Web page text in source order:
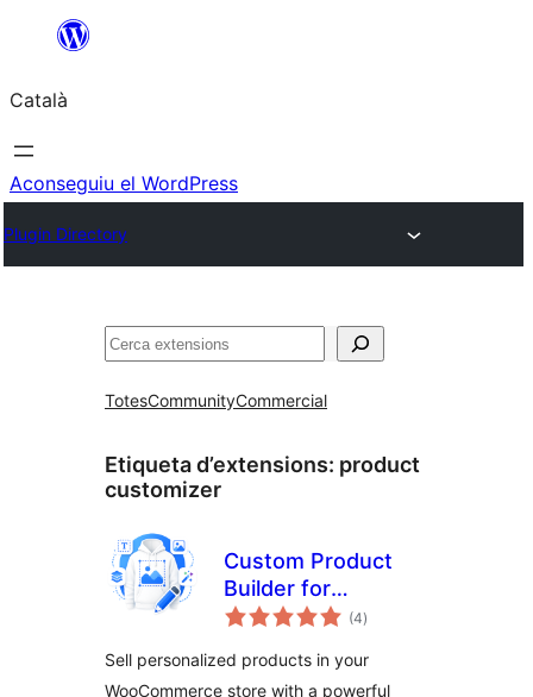
contingut
Català
Aconseguiu el WordPress
Plugin Directory
Cerca
TotesCommunityCommercial
Etiqueta d’extensions: product
customizer
Custom Product
Builder for
WooCommerce –
Products, Product
(4puntuacions
totals
)
Sell personalized products in your
WooCommerce store with a powerful